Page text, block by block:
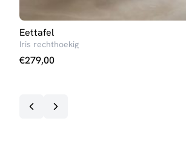
Eettafel
Iris rechthoekig
€279,00